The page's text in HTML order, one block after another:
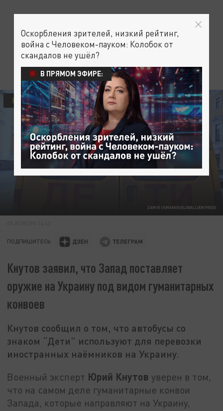
ZAMIR USMANOV/GLOBALLOOKPRESS
ВРАГИ
ПОДПИШИТЕСЬ:
Кнутов заявил, что Запад поставляет
оружие на Украину под видом гуманитарных
конвоев
Кнутов сообщил о том, что автобусы со
знаком “Дети” используют для перевозки
иностранных наёмников на Украину.
Военный эксперт Юрий Кнутов уверен в том,
что на самом деле гуманитарные конвои
Запада, которые направляют на Украину,
Оскорбления зрителей, низкий рейтинг,
война с Человеком-пауком: Колобок от
скандалов не ушёл?
В ПРЯМОМ ЭФИРЕ: